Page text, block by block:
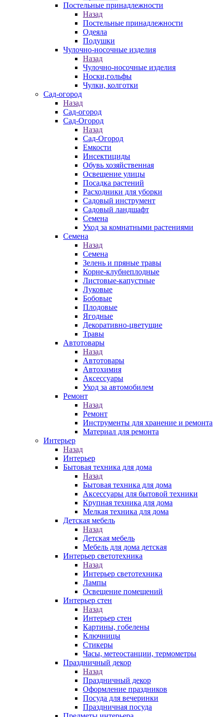
Постельные принадлежности
Назад
Постельные принадлежности
Одеяла
Подушки
Чулочно-носочные изделия
Назад
Чулочно-носочные изделия
Носки,гольфы
Чулки, колготки
Сад-огород
Назад
Сад-огород
Сад-Огород
Назад
Сад-Огород
Емкости
Инсектициды
Обувь хозяйственная
Освещение улицы
Посадка растений
Расходники для уборки
Садовый инструмент
Садовый ландшафт
Семена
Уход за комнатными растениями
Семена
Назад
Семена
Зелень и пряные травы
Корне-клубнеплодные
Листовые-капустные
Луковые
Бобовые
Плодовые
Ягодные
Декоративно-цветущие
Травы
Автотовары
Назад
Автотовары
Автохимия
Аксессуары
Уход за автомобилем
Ремонт
Назад
Ремонт
Инструменты для хранение и ремонта
Материал для ремонта
Интерьер
Назад
Интерьер
Бытовая техника для дома
Назад
Бытовая техника для дома
Аксессуары для бытовой техники
Крупная техника для дома
Мелкая техника для дома
Детская мебель
Назад
Детская мебель
Мебель для дома детская
Интерьер светотехника
Назад
Интерьер светотехника
Лампы
Освещение помещений
Интерьер стен
Назад
Интерьер стен
Картины, гобелены
Ключницы
Стикеры
Часы, метеостанции, термометры
Праздничный декор
Назад
Праздничный декор
Оформление праздников
Посуда для вечеринки
Праздничная посуда